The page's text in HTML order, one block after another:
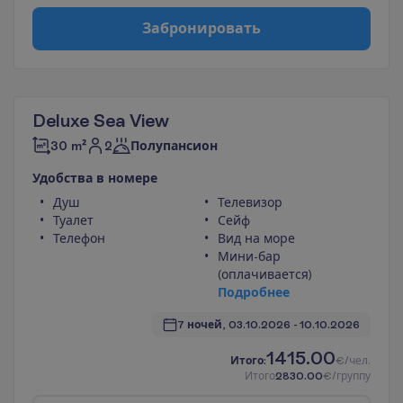
Забронировать
Deluxe Sea View
30 m² 2 Полупансион
Удобства в номере
Душ
Туалет
Телефон
Телевизор
Сейф
Вид на море
Мини-бар
(оплачивается)
Подробнее
7 ночей, 03.10.2026 - 10.10.2026
И того:1415.00€/чел.
Итого2830.00€/группу